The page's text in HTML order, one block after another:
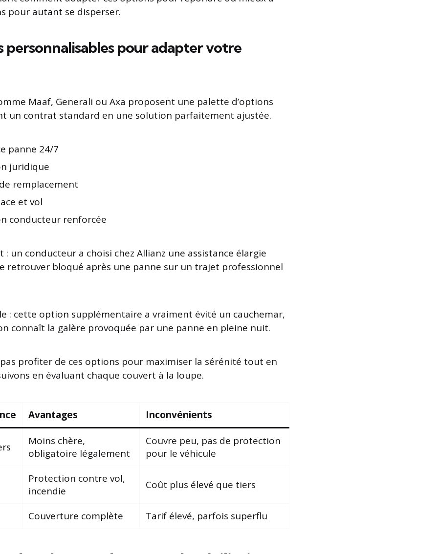
pour autant se disperser.
personnalisables pour adapter votre
Maaf, Generali ou Axa proposent une palette d’options
un contrat standard en une solution parfaitement ajustée.
panne 24/7
juridique
remplacement
et vol
conducteur renforcée
: un conducteur a choisi chez Allianz une assistance élargie
retrouver bloqué après une panne sur un trajet professionnel
: cette option supplémentaire a vraiment évité un cauchemar,
connaît la galère provoquée par une panne en pleine nuit.
profiter de ces options pour maximiser la sérénité tout en
en évaluant chaque couvert à la loupe.
Avantages Inconvénients
Moins chère,
obligatoire légalement
Couvre peu, pas de protection
pour le véhicule
Protection contre vol,
incendie
Coût plus élevé que tiers
Couverture complète Tarif élevé, parfois superflu